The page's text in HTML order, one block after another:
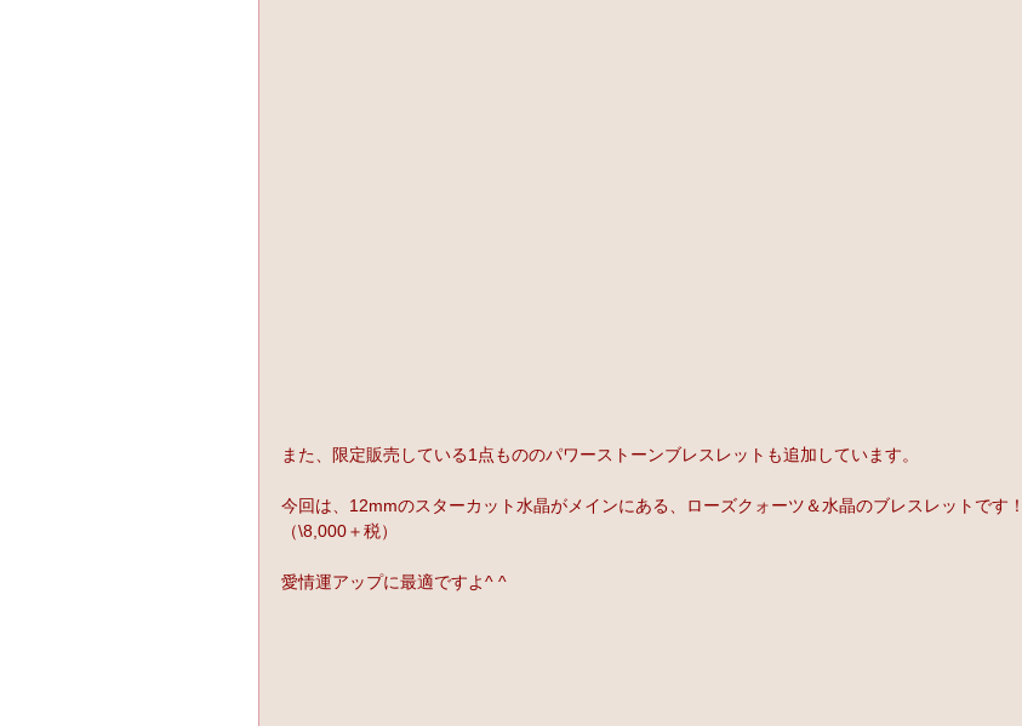
また、限定販売している1点もののパワーストーンブレスレットも追加しています。
今回は、12mmのスターカット水晶がメインにある、ローズクォーツ＆水晶のブレスレットです！
（\8,000＋税）
愛情運アップに最適ですよ^ ^